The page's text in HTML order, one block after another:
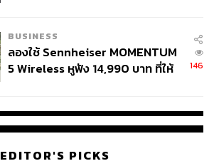
BUSINESS
ลองใช้ Sennheiser MOMENTUM
5 Wireless หูฟัง 14,990 บาท ที่ให้
146
EDITOR'S PICKS